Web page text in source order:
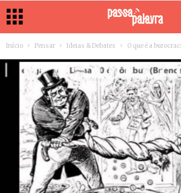
Início Pensar Ideias & Debates O que é a